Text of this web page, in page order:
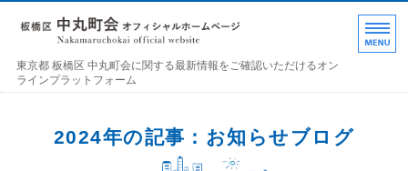
東京都 板橋区 中丸町
東京都 板橋区 中丸町会に関する最新情報をご確認いただけるオン
ラインプラットフォーム
2024年の記事：お知らせブログ